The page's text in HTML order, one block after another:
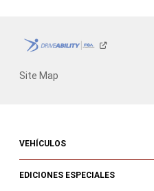
Site Map
VEHÍCULOS
EDICIONES ESPECIALES